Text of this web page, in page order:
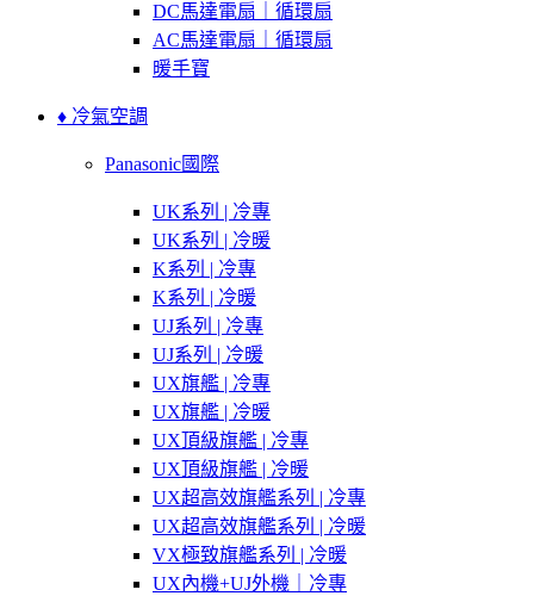
DC馬達電扇｜循環扇
AC馬達電扇｜循環扇
暖手寶
♦ 冷氣空調
Panasonic國際
UK系列 | 冷專
UK系列 | 冷暖
K系列 | 冷專
K系列 | 冷暖
UJ系列 | 冷專
UJ系列 | 冷暖
UX旗艦 | 冷專
UX旗艦 | 冷暖
UX頂級旗艦 | 冷專
UX頂級旗艦 | 冷暖
UX超高效旗艦系列 | 冷專
UX超高效旗艦系列 | 冷暖
VX極致旗艦系列 | 冷暖
UX內機+UJ外機｜冷專